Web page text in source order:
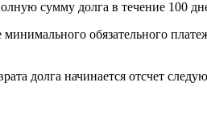
сумму долга в течение 100
обязательного
долга начинается отсчет